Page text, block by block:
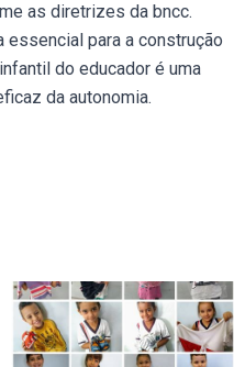
as diretrizes da bncc.
essencial para a construção
do educador é uma
da autonomia.